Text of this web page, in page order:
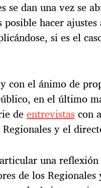
se dan una vez se
posible hacer
si es el
con el ánimo de
en el último
deentrevistascon
y el
una
de los